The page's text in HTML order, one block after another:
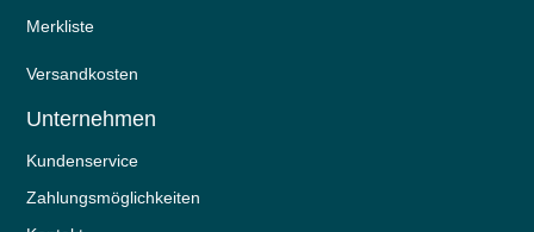
Merkliste
Versandkosten
Unternehmen
Kundenservice
Zahlungsmöglichkeiten